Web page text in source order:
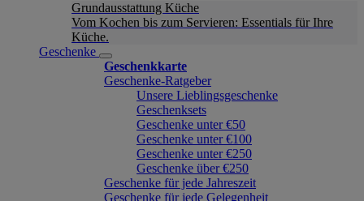
Grundausstattung Küche
Vom Kochen bis zum Servieren: Essentials für Ihre
Küche.
Geschenke
Geschenkkarte
Geschenke-Ratgeber
Unsere Lieblingsgeschenke
Geschenksets
Geschenke unter €50
Geschenke unter €100
Geschenke unter €250
Geschenke über €250
Geschenke für jede Jahreszeit
Geschenke für jede Gelegenheit